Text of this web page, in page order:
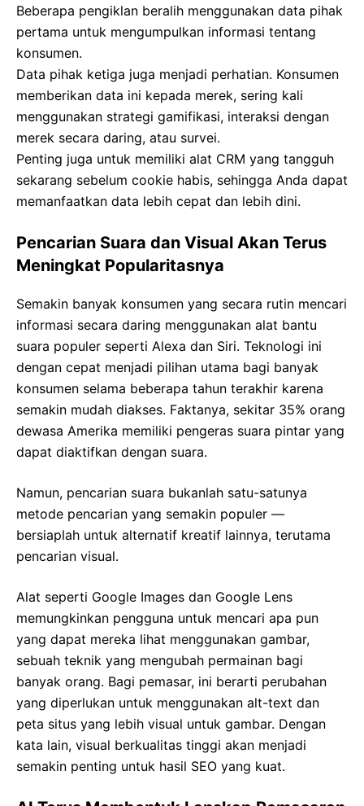
Beberapa pengiklan beralih menggunakan data pihak
pertama untuk mengumpulkan informasi tentang
konsumen.
Data pihak ketiga juga menjadi perhatian. Konsumen
memberikan data ini kepada merek, sering kali
menggunakan strategi gamifikasi, interaksi dengan
merek secara daring, atau survei.
Penting juga untuk memiliki alat CRM yang tangguh
sekarang sebelum cookie habis, sehingga Anda dapat
memanfaatkan data lebih cepat dan lebih dini.
Pencarian Suara dan Visual Akan Terus
Meningkat Popularitasnya
Semakin banyak konsumen yang secara rutin mencari
informasi secara daring menggunakan alat bantu
suara populer seperti Alexa dan Siri. Teknologi ini
dengan cepat menjadi pilihan utama bagi banyak
konsumen selama beberapa tahun terakhir karena
semakin mudah diakses. Faktanya, sekitar 35% orang
dewasa Amerika memiliki pengeras suara pintar yang
dapat diaktifkan dengan suara.
Namun, pencarian suara bukanlah satu-satunya
metode pencarian yang semakin populer —
bersiaplah untuk alternatif kreatif lainnya, terutama
pencarian visual.
Alat seperti Google Images dan Google Lens
memungkinkan pengguna untuk mencari apa pun
yang dapat mereka lihat menggunakan gambar,
sebuah teknik yang mengubah permainan bagi
banyak orang. Bagi pemasar, ini berarti perubahan
yang diperlukan untuk menggunakan alt-text dan
peta situs yang lebih visual untuk gambar. Dengan
kata lain, visual berkualitas tinggi akan menjadi
semakin penting untuk hasil SEO yang kuat.